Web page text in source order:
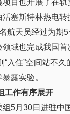
目也开展了在
塞斯特林热电
航天员经过为期
域也完成我国
“入住”空间站不
露实验。
工作有序展开
5月30日进驻中